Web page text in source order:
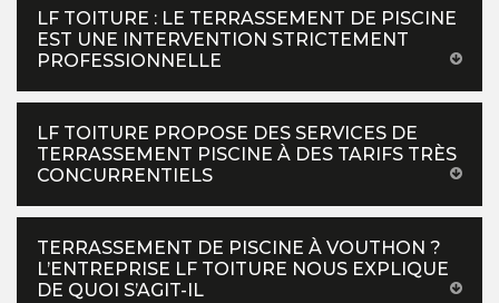
LF TOITURE : LE TERRASSEMENT DE PISCINE
EST UNE INTERVENTION STRICTEMENT
PROFESSIONNELLE
LF TOITURE PROPOSE DES SERVICES DE
TERRASSEMENT PISCINE À DES TARIFS TRÈS
CONCURRENTIELS
TERRASSEMENT DE PISCINE À VOUTHON ?
L’ENTREPRISE LF TOITURE NOUS EXPLIQUE
DE QUOI S’AGIT-IL